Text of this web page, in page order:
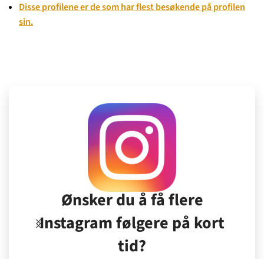
Disse profilene er de som har flest besøkende på profilen
sin.
Ønsker du å få flere
Instagram følgere på kort
tid?